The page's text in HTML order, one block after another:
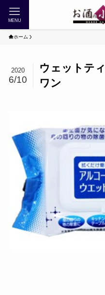
MENU
ホーム
ウェットテ
ワン
2020
6/10